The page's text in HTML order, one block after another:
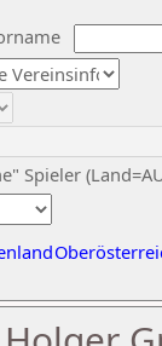
Spieler